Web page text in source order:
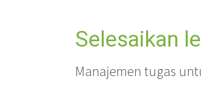
Selesaikan
Manajemen tugas